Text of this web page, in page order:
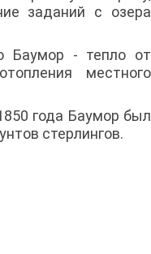
заданий с озера
Баумор - тепло от
местного
года Баумор был
стерлингов.